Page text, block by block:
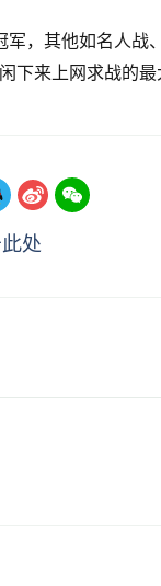
，其他如名人
下来上网求战的最
处